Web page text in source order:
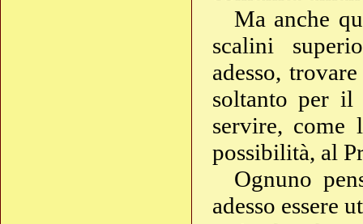
Ma anche
scalini
adesso,
soltanto per il
servire, come
possibilità, al
Ognuno
adesso essere